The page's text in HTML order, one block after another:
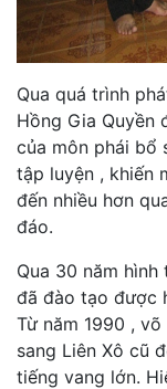
Qua quá trình
Hồng Gia Quyền
của môn phái bổ
tập luyện , khiến
đến nhiều hơn
đáo.
Qua 30 năm
đã đào tạo được
Từ năm 1990 ,
sang Liên Xô cũ
tiếng vang lớn.